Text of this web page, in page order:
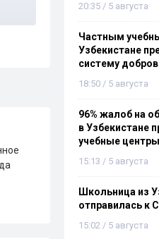
20:35 / 5 августа
Частным
Узбекистане
систему
18:50 / 5 августа
96% жалоб на
в Узбекистане
учебные центры
15:13 / 5 августа
Школьница из
отправилась к
15:02 / 5 августа